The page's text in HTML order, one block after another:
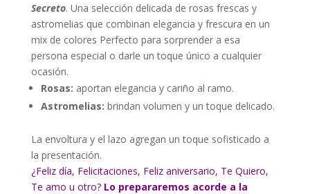
Secreto. Una selección delicada de rosas frescas y
astromelias que combinan elegancia y frescura en un
mix de colores Perfecto para sorprender a esa
persona especial o darle un toque único a cualquier
ocasión.
Rosas: aportan elegancia y cariño al ramo.
Astromelias: brindan volumen y un toque delicado.
La envoltura y el lazo agregan un toque sofisticado a
la presentación.
¿Feliz día, Felicitaciones, Feliz aniversario, Te Quiero,
Te amo u otro? Lo prepararemos acorde a la